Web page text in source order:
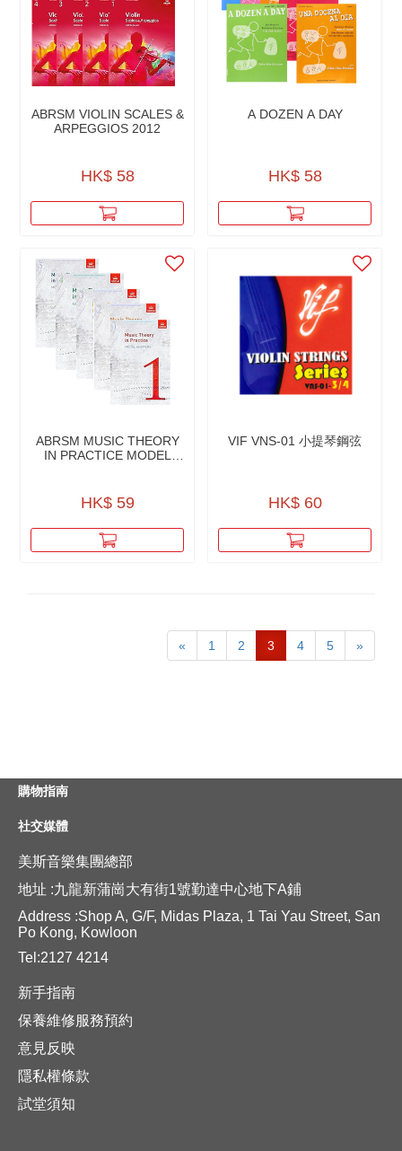
ABRSM VIOLIN SCALES &
ARPEGGIOS 2012
HK$ 58
A DOZEN A DAY
HK$ 58
ABRSM MUSIC THEORY
IN PRACTICE MODEL
HK$ 59
VIF VNS-01 小提琴鋼弦
HK$ 60
« 1 2 3 4 5 »
購物指南
社交媒體
美斯音樂集團總部
地址 :九龍新蒲崗大有街1號勤達中心地下A鋪
Address :Shop A, G/F, Midas Plaza, 1 Tai Yau Street, San
Po Kong, Kowloon
Tel:2127 4214
新手指南
保養維修服務預約
意見反映
隱私權條款
試堂須知